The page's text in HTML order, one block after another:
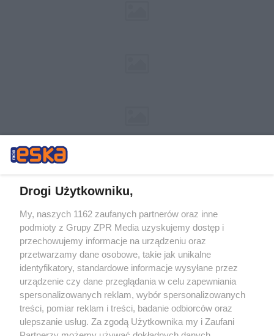
Żaden utwór zamieszczony w serwisie nie może być powielany i
rozpowszechniany lub dalej rozpowszechniany w jakikolwiek sposób (w
tym także elektroniczny lub mechaniczny) na jakimkolwiek polu
eksploatacji w jakiejkolwiek formie, włącznie z umieszczaniem w
Internecie bez pisemnej zgody właściciela praw. Jakiekolwiek użycie lub
wykorzystanie utworów w całości lub w części z naruszeniem prawa,
tzn. bez właściwej zgody, jest zabronione pod groźbą kary i może być
ścigane prawnie.
Drogi Użytkowniku,
My, naszych 1162 zaufanych partnerów oraz inne
podmioty z Grupy ZPR Media uzyskujemy dostęp i
przechowujemy informacje na urządzeniu oraz
przetwarzamy dane osobowe, takie jak unikalne
identyfikatory, standardowe informacje wysyłane przez
urządzenie czy dane przeglądania w celu zapewniania
spersonalizowanych reklam, wybór spersonalizowanych
treści, pomiar reklam i treści, badanie odbiorców oraz
ulepszanie usług. Za zgodą Użytkownika my i Zaufani